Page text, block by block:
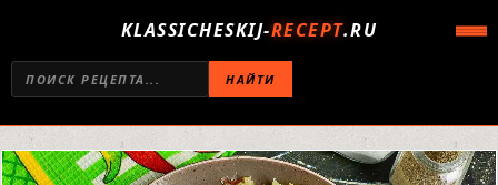
KLASSICHESKIJ-RECEPT.RU
НАЙТИ